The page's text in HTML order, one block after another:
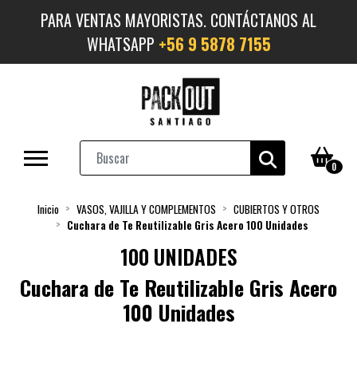
PARA VENTAS MAYORISTAS. CONTÁCTANOS AL
WHATSAPP +56 9 5878 7155
0
Inicio VASOS, VAJILLA Y COMPLEMENTOS
CUBIERTOS Y OTROS
Cuchara de Te Reutilizable Gris Acero 100 Unidades
100 UNIDADES
Cuchara de Te Reutilizable Gris Acero
100 Unidades